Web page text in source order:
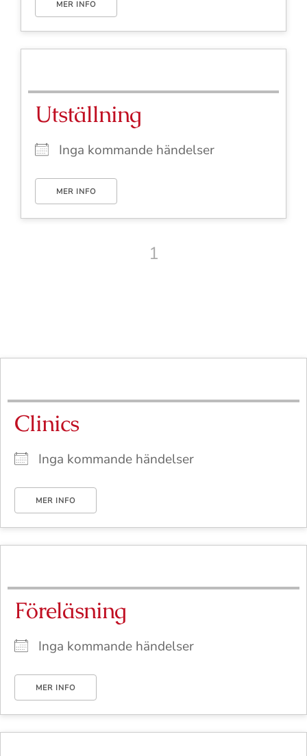
MER INFO
Utställning
Inga kommande händelser
MER INFO
1
Clinics
Inga kommande händelser
MER INFO
Föreläsning
Inga kommande händelser
MER INFO